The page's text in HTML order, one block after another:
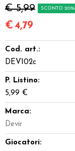
€ 5,99 SCONTO 20%
€4,79
Cod. art.:
DEV102c
P. Listino:
5,99 €
Marca:
Devir
Giocatori: